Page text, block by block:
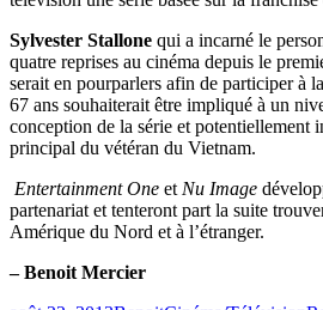
Sylvester Stallone qui a incarné le
quatre reprises au cinéma depuis le
serait en pourparlers afin de participer à
67 ans souhaiterait être impliqué à un
conception de la série et potentiellement
principal du vétéran du Vietnam.
Entertainment One et Nu Image
partenariat et tenteront part la suite
Amérique du Nord et à l’étranger.
– Benoit Mercier